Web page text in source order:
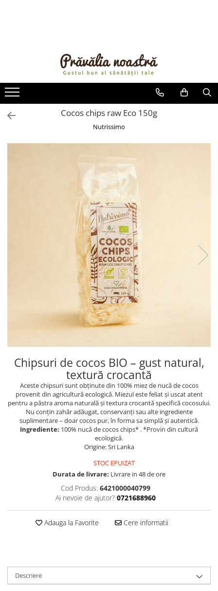
ULEIURI ȘI UNTURI
MĂSLINE
NUCI ȘI SEMINȚE
FRUCTE DESHIDRATATE
FRUCTE LA CONSERVĂ
BĂUTURI / LAPTE VEGETAL
CREME ȘI PASTE TARTINABILE
COSMETICE
REMEDII NATURISTE
TOATE PRODUSELE
Cocos chips raw Eco 150g
Nutrissimo
Chipsuri de cocos BIO – gust natural,
textură crocantă
Aceste chipsuri sunt obținute din 100% miez de nucă de cocos
provenit din agricultură ecologică. Miezul este feliat și uscat atent
pentru a păstra aroma naturală și textura crocantă specifică cocosului.
Nu conțin zahăr adăugat, conservanți sau alte ingrediente
suplimentare – doar cocos pur, în forma sa simplă și autentică.
Ingrediente: 100% nucă de cocos chips* . *Provin din cultură
ecologică.
Origine: Sri Lanka
STOC EPUIZAT
Durata de livrare: Livrare in 48 de ore
Cod Produs: 6421000040799
Ai nevoie de ajutor? 0721688960
Adauga la Favorite Cere informatii
Descriere